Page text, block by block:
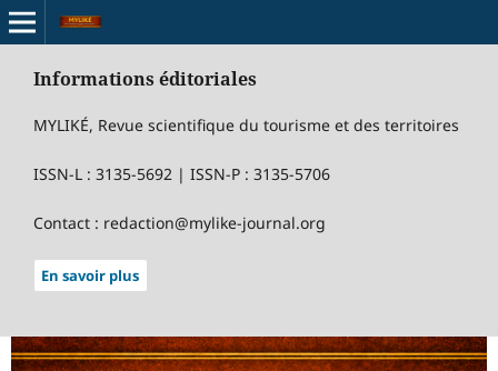
Informations éditoriales
MYLIKÉ, Revue scientifique du tourisme et des territoires
ISSN-L : 3135-5692 | ISSN-P : 3135-5706
Contact : redaction@mylike-journal.org
En savoir plus